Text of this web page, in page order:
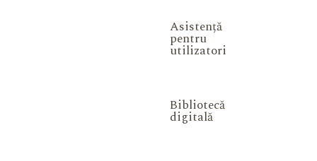
Asistență
pentru
utilizatori
Bibliotecă
digitală